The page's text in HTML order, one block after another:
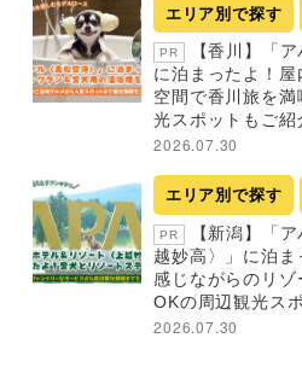
エリア別で探す
PR
【香川】「ア
に泊まったよ！
空間で香川旅を
光スポットもご紹
2026.07.30
エリア別で探す
PR
【新潟】「
越妙高〉」に泊
感じながらのリ
OKの周辺観光ス
2026.07.30